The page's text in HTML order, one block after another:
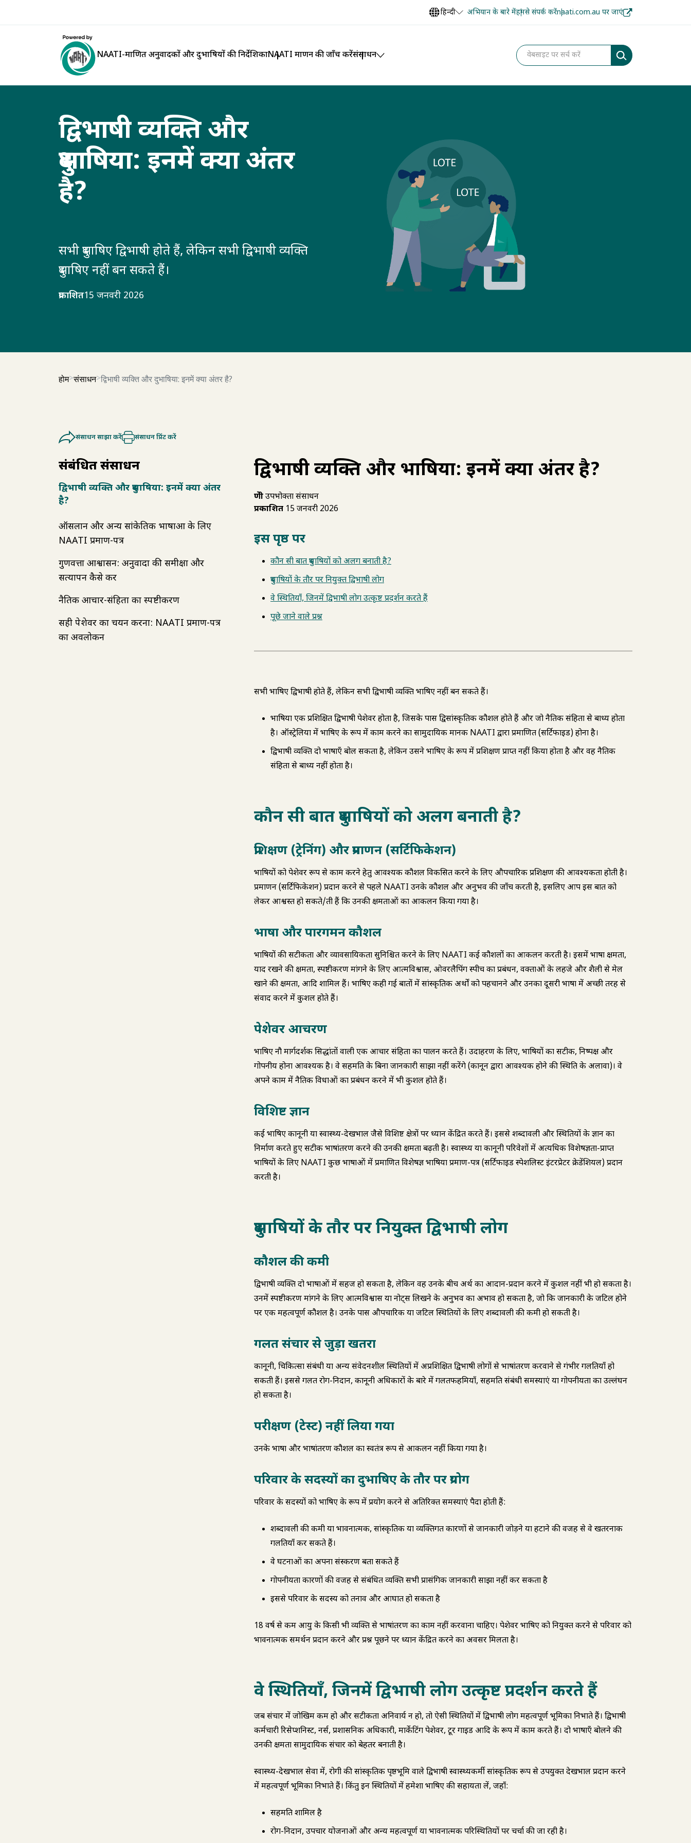
हिन्दी अभियान के बारे मेंहमसे संपर्क करेंnaati.com.au पर जाएं
NAATI-प्रमाणित अनुवादकों और दुभाषियों की निर्देशिकाNAATI प्रमाणन की जाँच करेंसंसाधन
द्विभाषी व्यक्ति और
दुभाषिया: इनमें क्या अंतर
है?
सभी दुभाषिए द्विभाषी होते हैं, लेकिन सभी द्विभाषी व्यक्ति
दुभाषिए नहीं बन सकते हैं।
प्रकाशित15 जनवरी 2026
होम संसाधन द्विभाषी व्यक्ति और दुभाषिया: इनमें क्या अंतर है?
संसाधन साझा करें संसाधन प्रिंट करें
संबंधित संसाधन
द्विभाषी व्यक्ति और दुभाषिया: इनमें क्या अंतर
है?
ऑसलान और अन्य सांकेतिक भाषाओं के लिए
NAATI प्रमाण-पत्र
गुणवत्ता आश्वासन: अनुवादों की समीक्षा और
सत्यापन कैसे करें
नैतिक आचार-संहिता का स्पष्टीकरण
सही पेशेवर का चयन करना: NAATI प्रमाण-पत्र
का अवलोकन
द्विभाषी व्यक्ति और दुभाषिया: इनमें क्या अंतर है?
श्रेणीउपभोक्ता संसाधन
प्रकाशित 15 जनवरी 2026
इस पृष्ठ पर
कौन सी बात दुभाषियों को अलग बनाती है?
दुभाषियों के तौर पर नियुक्त द्विभाषी लोग
वे स्थितियाँ, जिनमें द्विभाषी लोग उत्कृष्ट प्रदर्शन करते हैं
पूछे जाने वाले प्रश्न
सभी दुभाषिए द्विभाषी होते हैं, लेकिन सभी द्विभाषी व्यक्ति दुभाषिए नहीं बन सकते हैं।
दुभाषिया एक प्रशिक्षित द्विभाषी पेशेवर होता है, जिसके पास द्विसांस्कृतिक कौशल होते हैं और जो नैतिक संहिता से बाध्य होता
है। ऑस्ट्रेलिया में दुभाषिए के रूप में काम करने का सामुदायिक मानक NAATI द्वारा प्रमाणित (सर्टिफाइड) होना है।
द्विभाषी व्यक्ति दो भाषाएँ बोल सकता है, लेकिन उसने दुभाषिए के रूप में प्रशिक्षण प्राप्त नहीं किया होता है और वह नैतिक
संहिता से बाध्य नहीं होता है।
कौन सी बात दुभाषियों को अलग बनाती है?
प्रशिक्षण (ट्रेनिंग) और प्रमाणन (सर्टिफिकेशन)
दुभाषियों को पेशेवर रूप से काम करने हेतु आवश्यक कौशल विकसित करने के लिए औपचारिक प्रशिक्षण की आवश्यकता होती है।
प्रमाणन (सर्टिफिकेशन) प्रदान करने से पहले NAATI उनके कौशल और अनुभव की जाँच करती है, इसलिए आप इस बात को
लेकर आश्वस्त हो सकते/ती हैं कि उनकी क्षमताओं का आकलन किया गया है।
भाषा और पारगमन कौशल
दुभाषियों की सटीकता और व्यावसायिकता सुनिश्चित करने के लिए NAATI कई कौशलों का आकलन करती है। इसमें भाषा क्षमता,
याद रखने की क्षमता, स्पष्टीकरण मांगने के लिए आत्मविश्वास, ओवरलैपिंग स्पीच का प्रबंधन, वक्ताओं के लहजे और शैली से मेल
खाने की क्षमता, आदि शामिल हैं। दुभाषिए कही गई बातों में सांस्कृतिक अर्थों को पहचानने और उनका दूसरी भाषा में अच्छी तरह से
संवाद करने में कुशल होते हैं।
पेशेवर आचरण
दुभाषिए नौ मार्गदर्शक सिद्धांतों वाली एक आचार संहिता का पालन करते हैं। उदाहरण के लिए, दुभाषियों का सटीक, निष्पक्ष और
गोपनीय होना आवश्यक है। वे सहमति के बिना जानकारी साझा नहीं करेंगे (कानून द्वारा आवश्यक होने की स्थिति के अलावा)। वे
अपने काम में नैतिक दुविधाओं का प्रबंधन करने में भी कुशल होते हैं।
विशिष्ट ज्ञान
कई दुभाषिए कानूनी या स्वास्थ्य-देखभाल जैसे विशिष्ट क्षेत्रों पर ध्यान केंद्रित करते हैं। इससे शब्दावली और स्थितियों के ज्ञान का
निर्माण करते हुए सटीक भाषांतरण करने की उनकी क्षमता बढ़ती है। स्वास्थ्य या कानूनी परिवेशों में अत्यधिक विशेषज्ञता-प्राप्त
दुभाषियों के लिए NAATI कुछ भाषाओं में प्रमाणित विशेषज्ञ दुभाषिया प्रमाण-पत्र (सर्टिफाइड स्पेशलिस्ट इंटरप्रेटर‌ क्रेडेंशियल) प्रदान
करती है।
दुभाषियों के तौर पर नियुक्त द्विभाषी लोग
कौशल की कमी
द्विभाषी व्यक्ति दो भाषाओं में सहज हो सकता है, लेकिन वह उनके बीच अर्थ का आदान-प्रदान करने में कुशल नहीं भी हो सकता है।
उनमें स्पष्टीकरण मांगने के लिए आत्मविश्वास या नोट्स लिखने के अनुभव का अभाव हो सकता है, जो कि जानकारी के जटिल होने
पर एक महत्वपूर्ण कौशल है। उनके पास औपचारिक या जटिल स्थितियों के लिए शब्दावली की कमी हो सकती है।
गलत संचार से जुड़ा खतरा
कानूनी, चिकित्सा संबंधी या अन्य संवेदनशील स्थितियों में अप्रशिक्षित द्विभाषी लोगों से भाषांतरण करवाने से गंभीर गलतियाँ हो
सकती हैं। इससे गलत रोग-निदान, कानूनी अधिकारों के बारे में गलतफहमियाँ, सहमति संबंधी समस्याएं या गोपनीयता का उल्लंघन
हो सकता है।
परीक्षण (टेस्ट) नहीं लिया गया
उनके भाषा और भाषांतरण कौशल का स्वतंत्र रूप से आकलन नहीं किया गया है।
परिवार के सदस्यों का दुभाषिए के तौर पर प्रयोग
परिवार के सदस्यों को दुभाषिए के रूप में प्रयोग करने से अतिरिक्त समस्याएं पैदा होती हैं:
शब्दावली की कमी या भावनात्मक, सांस्कृतिक या व्यक्तिगत कारणों से जानकारी जोड़ने या हटाने की वजह से वे खतरनाक
गलतियाँ कर सकते हैं।
वे घटनाओं का अपना संस्करण बता सकते हैं
गोपनीयता कारणों की वजह से संबंधित व्यक्ति सभी प्रासंगिक जानकारी साझा नहीं कर सकता है
इससे परिवार के सदस्य को तनाव और आघात हो सकता है
18 वर्ष से कम आयु के किसी भी व्यक्ति से भाषांतरण का काम नहीं करवाना चाहिए। पेशेवर दुभाषिए को नियुक्त करने से परिवार को
भावनात्मक समर्थन प्रदान करने और प्रश्न पूछने पर ध्यान केंद्रित करने का अवसर मिलता है।
वे स्थितियाँ, जिनमें द्विभाषी लोग उत्कृष्ट प्रदर्शन करते हैं
जब संचार में जोखिम कम हो और सटीकता अनिवार्य न हो, तो ऐसी स्थितियों में द्विभाषी लोग महत्वपूर्ण भूमिका निभाते हैं। द्विभाषी
कर्मचारी रिसेप्शनिस्ट, नर्स, प्रशासनिक अधिकारी, मार्केटिंग पेशेवर, टूर गाइड आदि के रूप में काम करते हैं। दो भाषाएँ बोलने की
उनकी क्षमता सामुदायिक संचार को बेहतर बनाती है।
स्वास्थ्य-देखभाल सेवा में, रोगी की सांस्कृतिक पृष्ठभूमि वाले द्विभाषी स्वास्थ्यकर्मी सांस्कृतिक रूप से उपयुक्त देखभाल प्रदान करने
में महत्वपूर्ण भूमिका निभाते हैं। किंतु इन स्थितियों में हमेशा दुभाषिए की सहायता लें, जहाँ:
सहमति शामिल है
रोग-निदान, उपचार योजनाओं और अन्य महत्वपूर्ण या भावनात्मक परिस्थितियों पर चर्चा की जा रही है।